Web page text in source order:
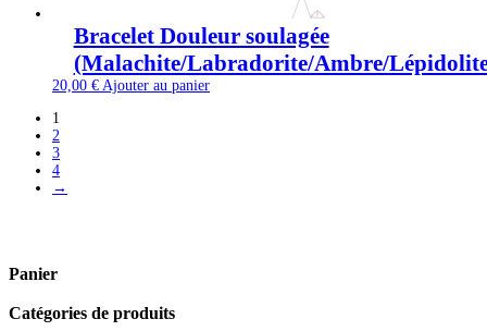
Bracelet Douleur soulagée
(Malachite/Labradorite/Ambre/
20,00 € Ajouter au panier
1
2
3
4
→
Panier
Catégories de produits